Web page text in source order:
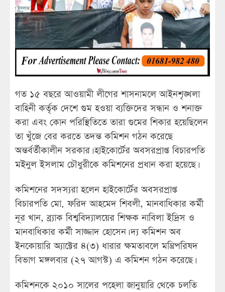
গত ১৫ বছরে আওয়ামী লীগের শাসনামলে আইনশৃঙ্খলা
বাহিনী কর্তৃক দেশে গুম হওয়া ব্যক্তিদের সন্ধান ও শনাক্ত
করা এবং কোন পরিস্থিতিতে তারা গুমের শিকার হয়েছিলেন
তা খুঁজে বের করতে তদন্ত কমিশন গঠন করেছে
অন্তর্বর্তীকালীন সরকার। হাইকোর্টের অবসরপ্রাপ্ত বিচারপতি
মইনুল ইসলাম চৌধুরীকে কমিশনের প্রধান করা হয়েছে।
কমিশনের সদস্যরা হলেন হাইকোর্টের অবসরপ্রাপ্ত
বিচারপতি মো. ফরিদ আহমেদ শিবলী, মানবাধিকার কর্মী
নূর খান, ব্র্যাক বিশ্ববিদ্যালয়ের শিক্ষক নাবিলা ইদ্রিস ও
মানবাধিকার কর্মী সাজ্জাদ হোসেন। দ্য কমিশন অব
ইনকোয়ারি অ্যাক্টের ৪(৩) ধারার ক্ষমতাবলে মন্ত্রিপরিষদ
বিভাগ মঙ্গলবার (২৭ আগস্ট) এ কমিশন গঠন করেছে।
কমিশনকে ২০১০ সালের পহেলা জানুয়ারি থেকে চলতি